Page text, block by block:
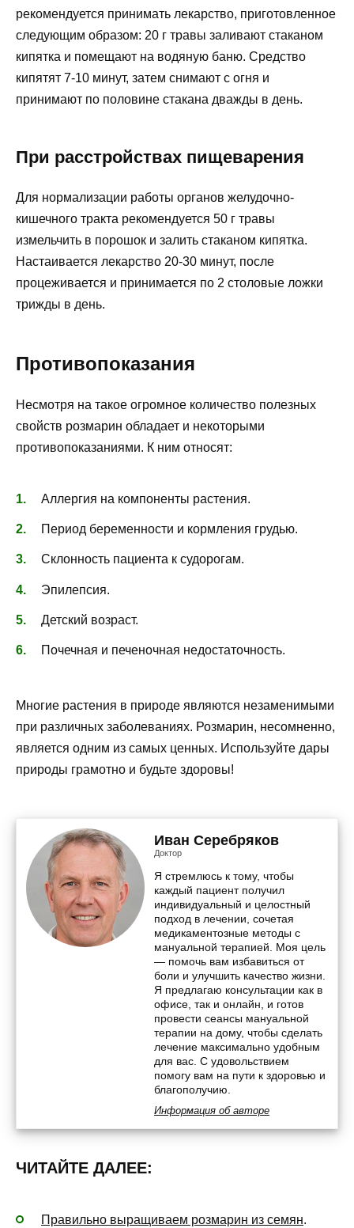
рекомендуется принимать лекарство, приготовленное
следующим образом: 20 г травы заливают стаканом
кипятка и помещают на водяную баню. Средство
кипятят 7-10 минут, затем снимают с огня и
принимают по половине стакана дважды в день.
При расстройствах пищеварения
Для нормализации работы органов желудочно-
кишечного тракта рекомендуется 50 г травы
измельчить в порошок и залить стаканом кипятка.
Настаивается лекарство 20-30 минут, после
процеживается и принимается по 2 столовые ложки
трижды в день.
Противопоказания
Несмотря на такое огромное количество полезных
свойств розмарин обладает и некоторыми
противопоказаниями. К ним относят:
Аллергия на компоненты растения.
Период беременности и кормления грудью.
Склонность пациента к судорогам.
Эпилепсия.
Детский возраст.
Почечная и печеночная недостаточность.
Многие растения в природе являются незаменимыми
при различных заболеваниях. Розмарин, несомненно,
является одним из самых ценных. Используйте дары
природы грамотно и будьте здоровы!
Иван Серебряков
Доктор
Я стремлюсь к тому, чтобы
каждый пациент получил
индивидуальный и целостный
подход в лечении, сочетая
медикаментозные методы с
мануальной терапией. Моя цель
— помочь вам избавиться от
боли и улучшить качество жизни.
Я предлагаю консультации как в
офисе, так и онлайн, и готов
провести сеансы мануальной
терапии на дому, чтобы сделать
лечение максимально удобным
для вас. С удовольствием
помогу вам на пути к здоровью и
благополучию.
Информация об авторе
ЧИТАЙТЕ ДАЛЕЕ:
Правильно выращиваем розмарин из семян.